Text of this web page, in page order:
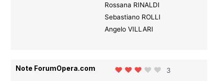
Rossana RINALDI
Sebastiano ROLLI
Angelo VILLARI
Note ForumOpera.com 3